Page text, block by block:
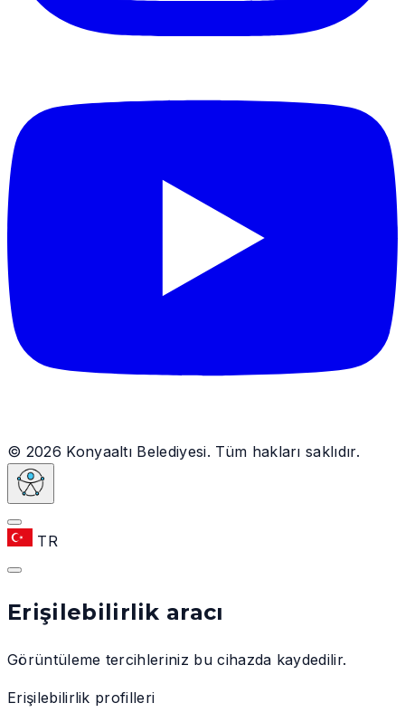
© 2026 Konyaaltı Belediyesi. Tüm hakları saklıdır.
TR
Erişilebilirlik aracı
Görüntüleme tercihleriniz bu cihazda kaydedilir.
Erişilebilirlik profilleri